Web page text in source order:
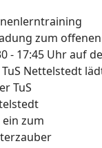
zum
- 17:45 Uhr auf
Nettelstedt